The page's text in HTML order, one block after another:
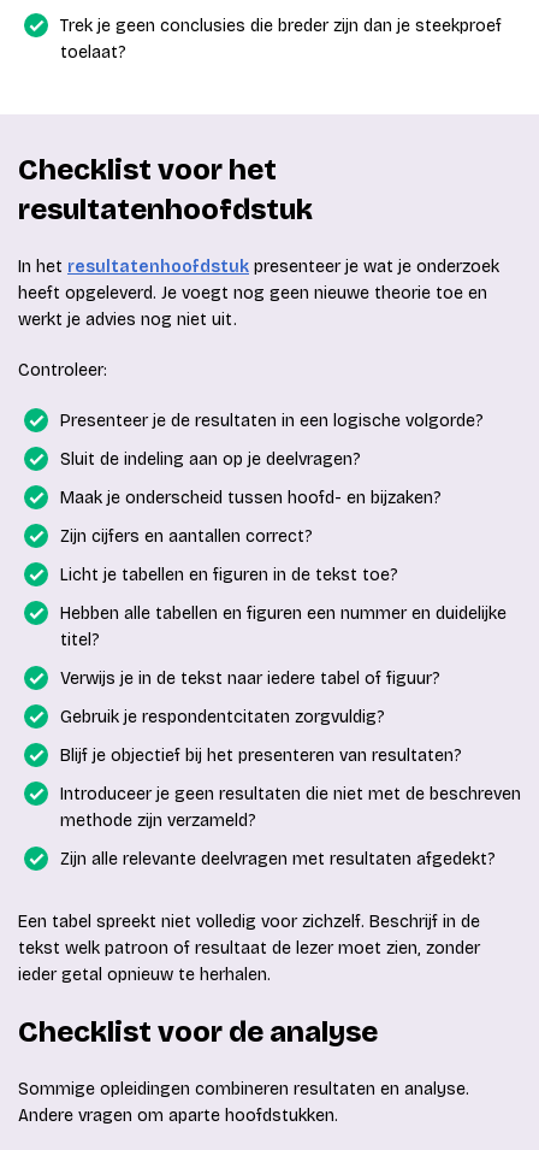
Trek je geen conclusies die breder zijn dan je steekproef
toelaat?
Checklist voor het
resultatenhoofdstuk
In het resultatenhoofdstuk presenteer je wat je onderzoek
heeft opgeleverd. Je voegt nog geen nieuwe theorie toe en
werkt je advies nog niet uit.
Controleer:
Presenteer je de resultaten in een logische volgorde?
Sluit de indeling aan op je deelvragen?
Maak je onderscheid tussen hoofd- en bijzaken?
Zijn cijfers en aantallen correct?
Licht je tabellen en figuren in de tekst toe?
Hebben alle tabellen en figuren een nummer en duidelijke
titel?
Verwijs je in de tekst naar iedere tabel of figuur?
Gebruik je respondentcitaten zorgvuldig?
Blijf je objectief bij het presenteren van resultaten?
Introduceer je geen resultaten die niet met de beschreven
methode zijn verzameld?
Zijn alle relevante deelvragen met resultaten afgedekt?
Een tabel spreekt niet volledig voor zichzelf. Beschrijf in de
tekst welk patroon of resultaat de lezer moet zien, zonder
ieder getal opnieuw te herhalen.
Checklist voor de analyse
Sommige opleidingen combineren resultaten en analyse.
Andere vragen om aparte hoofdstukken.